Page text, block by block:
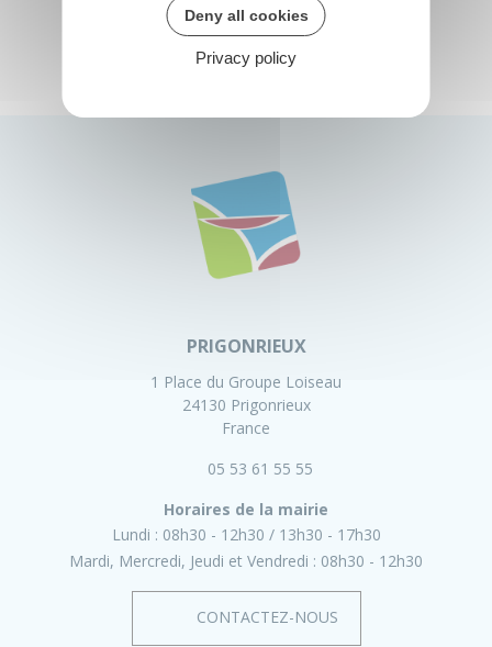
PRIGONRIEUX
1 Place du Groupe Loiseau
24130 Prigonrieux
France
05 53 61 55 55
Horaires de la mairie
Lundi : 08h30 - 12h30
13h30 - 17h30
Mardi, Mercredi, Jeudi et Vendredi : 08h30 - 12h30
CONTACTEZ-NOUS
Deny all cookies
Privacy policy